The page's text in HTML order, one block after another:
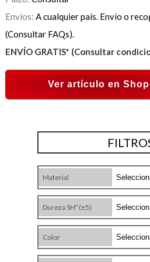
Envíos: A cualquier país. Envío o
(Consultar FAQs).
ENVÍO GRATIS* (Consultar
Ver artículo en Shop
Material
Dureza SHº (±5)
Color